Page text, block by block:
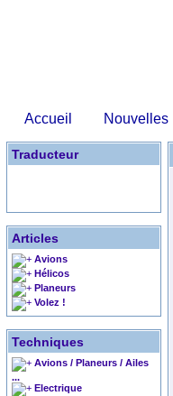
Accueil Nouvelles
Traducteur
Articles
Avions
Hélicos
Planeurs
Volez !
Techniques
Avions / Planeurs / Ailes
...
Electrique